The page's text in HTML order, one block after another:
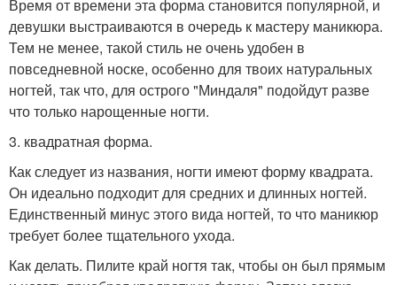
Время от времени эта форма становится популярной, и
девушки выстраиваются в очередь к мастеру маникюра.
Тем не менее, такой стиль не очень удобен в
повседневной носке, особенно для твоих натуральных
ногтей, так что, для острого "Миндаля" подойдут разве
что только нарощенные ногти.
3. квадратная форма.
Как следует из названия, ногти имеют форму квадрата.
Он идеально подходит для средних и длинных ногтей.
Единственный минус этого вида ногтей, то что маникюр
требует более тщательного ухода.
Как делать. Пилите край ногтя так, чтобы он был прямым